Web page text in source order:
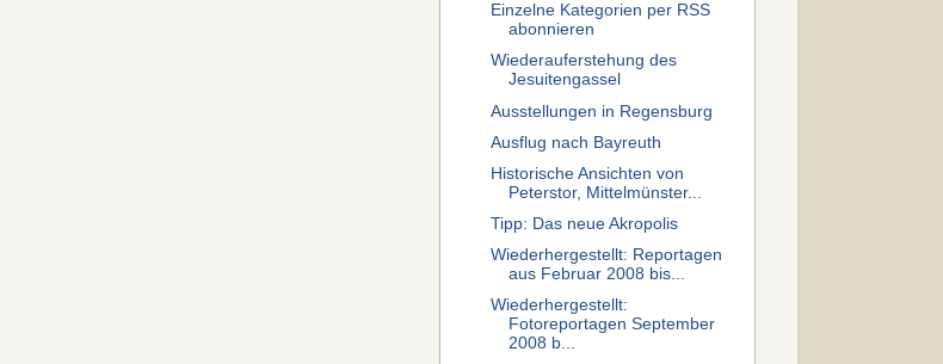
Einzelne Kategorien per RSS
abonnieren
Wiederauferstehung des
Jesuitengassel
Ausstellungen in Regensburg
Ausflug nach Bayreuth
Historische Ansichten von
Peterstor, Mittelmünster...
Tipp: Das neue Akropolis
Wiederhergestellt: Reportagen
aus Februar 2008 bis...
Wiederhergestellt:
Fotoreportagen September
2008 b...